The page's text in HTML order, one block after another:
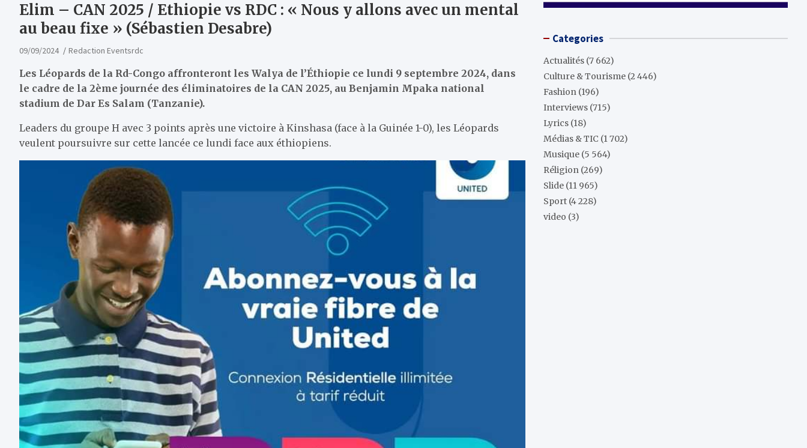
Elim – CAN 2025 / Ethiopie vs RDC : « Nous y allons avec un mental
au beau fixe » (Sébastien Desabre)
09/09/2024 Redaction Eventsrdc
Les Léopards de la Rd-Congo affronteront les Walya de l’Éthiopie ce lundi 9 septembre 2024, dans
le cadre de la 2ème journée des éliminatoires de la CAN 2025, au Benjamin Mpaka national
stadium de Dar Es Salam (Tanzanie).
Leaders du groupe H avec 3 points après une victoire à Kinshasa (face à la Guinée 1-0), les Léopards
veulent poursuivre sur cette lancée ce lundi face aux éthiopiens.
Categories
Actualités (7 662)
Culture & Tourisme (2 446)
Fashion (196)
Interviews (715)
Lyrics (18)
Médias & TIC (1 702)
Musique (5 564)
Réligion (269)
Slide (11 965)
Sport (4 228)
video (3)